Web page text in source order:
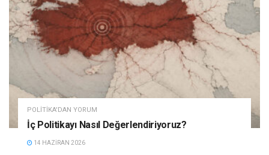
POLITIKA'DAN YORUM
İç Politikayı Nasıl Değerlendiriyoruz?
14 HAZIRAN 2026